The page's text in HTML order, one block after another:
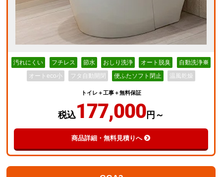
汚れにくい フチレス 節水 おしり洗浄 オート脱臭 自動洗浄※
オートeco小
フタ自動開閉 便ふたソフト閉止 温風乾燥
トイレ＋工事＋無料保証
税込177,000 円～
商品詳細・無料見積りへ